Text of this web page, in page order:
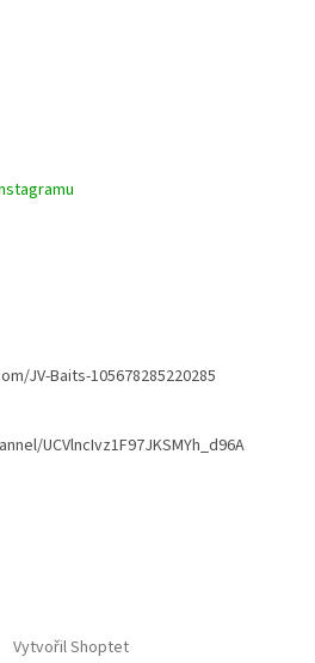
JV-Baits-105678285220285
UCVlncIvz1F97JKSMYh_d96A
Vytvořil Shoptet